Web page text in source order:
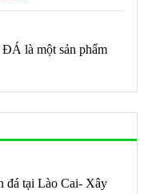
một sản phẩm
đá tại Lào Cai- Xây